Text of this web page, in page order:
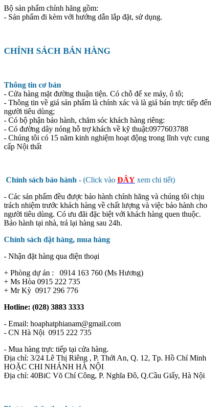
Bộ sản phẩm chính hãng gồm:
- Sản phẩm đi kèm với hướng dẫn lắp đặt, sử dụng.
CHÍNH SÁCH BÁN HÀNG
Thông tin cơ bản
- Cửa hàng mặt đường thuận tiện. Có chỗ để xe máy, ô tô;
- Thông tin về giá sản phẩm là chính xác và là giá bán trực tiếp đến
người tiêu dùng;
- Có bộ phận bảo hành, chăm sóc khách hàng riêng:
- Có đường dây nóng hỗ trợ khách về kỹ thuật:0977603788
- Chúng tôi có 15 năm kinh nghiệm hoạt động trong lĩnh vực cung
cấp Nội thất
Chính sách bảo hành - (Click vào ĐÂY xem chi tiết)
- Các sản phẩm đều được bảo hành chính hãng và chúng tôi chịu
trách nhiệm trước khách hàng về chất lượng và việc bảo hành cho
người tiêu dùng. Có ưu đãi đặc biệt với khách hàng quen thuộc.
Bảo hành tại nhà, trả lại hàng sau 24h.
Chính sách đặt hàng, mua hàng
- Nhận đặt hàng qua điện thoại
+ Phòng dự án : 0914 163 760 (Ms Hương)
+ Ms Hòa 0915 222 735
+ Mr Kỳ 0917 296 776
Hotline: (028) 3883 3333
- Email: hoaphatphianam@gmail.com
- CN Hà Nội 0915 222 735
- Mua hàng trực tiếp tại cửa hàng.
Địa chỉ: 3/24 Lê Thị Riêng , P. Thới An, Q. 12, Tp. Hồ Chí Minh
HOẶC CHI NHÁNH HÀ NỘI
Địa chỉ: 40BiC Võ Chí Công, P. Nghĩa Đô, Q.Cầu Giấy, Hà Nội